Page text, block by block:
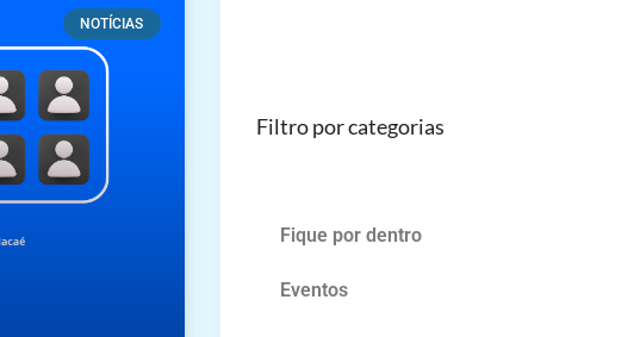
NOTÍCIAS
Filtro por categorias
Fique por dentro
Eventos